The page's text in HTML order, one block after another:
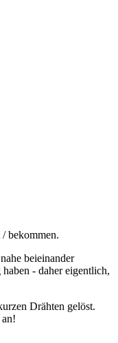
bekommen.
beieinander
- daher eigentlich,
Drähten gelöst.